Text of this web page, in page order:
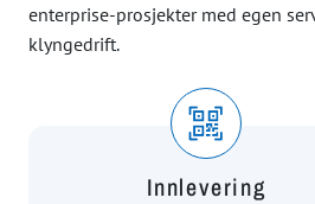
enterprise-prosjekter med egen
klyngedrift.
Innlevering